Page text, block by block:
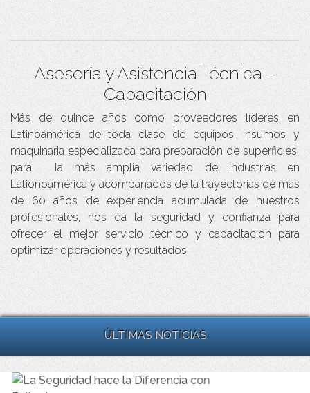
Asesoría y Asistencia Técnica –
Capacitación
Más de quince años como proveedores líderes en
Latinoamérica de toda clase de equipos, insumos y
maquinaria especializada para preparación de superficies
para la más amplia variedad de industrias en
Lationoamérica y acompañados de la trayectorias de más
de 60 años de experiencia acumulada de nuestros
profesionales, nos da la seguridad y confianza para
ofrecer el mejor servicio técnico y capacitación para
optimizar operaciones y resultados.
ÚLTIMAS NOTICIAS